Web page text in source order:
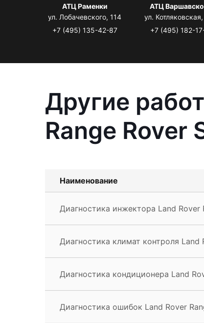
АТЦ Раменки
ул. Лобачевского, 114
+7 (495) 135-42-87
АТЦ
ул.
+7 (495) 182-
Другие
Range Rover
Наименование
Диагностика инжектора Land Rover
Диагностика климат контроля Land
Диагностика кондиционера Land
Диагностика ошибок Land Rover